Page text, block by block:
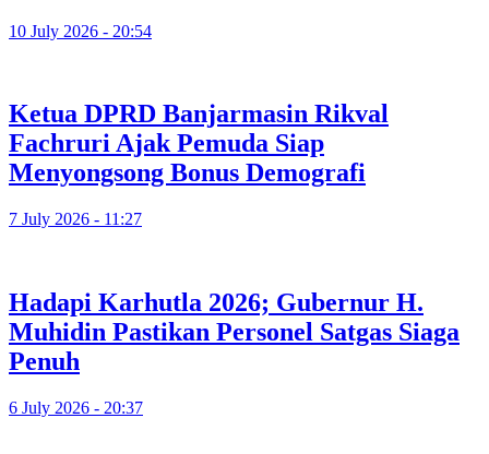
10 July 2026 - 20:54
Ketua DPRD Banjarmasin Rikval
Fachruri Ajak Pemuda Siap
Menyongsong Bonus Demografi
7 July 2026 - 11:27
Hadapi Karhutla 2026; Gubernur H.
Muhidin Pastikan Personel Satgas Siaga
Penuh
6 July 2026 - 20:37